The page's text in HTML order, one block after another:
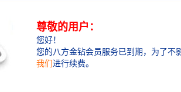
理要求，目的是确保污水处理达到环保标
健康。